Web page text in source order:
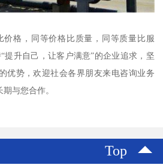
价格，同等价格比质量，同等质量比服
提升自己，让客户满意”的企业追求，坚
优势，欢迎社会各界朋友来电咨询业务
与您合作。
Top